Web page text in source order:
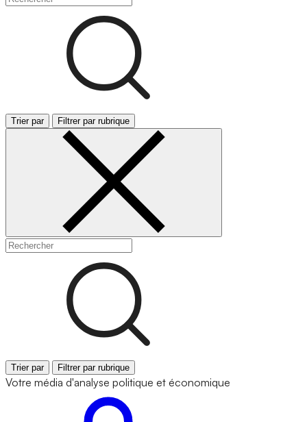
Trier par Filtrer par rubrique
Trier par Filtrer par rubrique
Votre média d'analyse politique et économique